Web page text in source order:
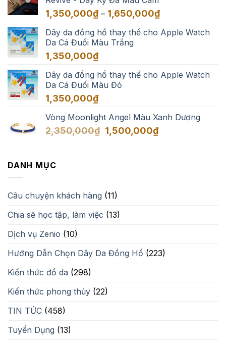
đến
3,500,000₫
1,350,000₫ – 1,650,000₫Khoảng
từ
Dây da đồng hồ thay thế cho Apple Watch
Da Cá Đuối Màu Trắng
1,350,000₫
Dây da đồng hồ thay thế cho Apple Watch
Da Cá Đuối Màu Đỏ
1,350,000₫
Vòng Moonlight Angel Màu Xanh Dương
2,350,000₫ Giá
1,500,000₫Giá
DANH MỤC
Câu chuyện khách hàng (11)
Chia sẽ học tập, làm việc (13)
Dịch vụ Zenio (10)
Hướng Dẫn Chọn Dây Da Đồng Hồ (223)
Kiến thức đồ da (298)
Kiến thức phong thủy (22)
TIN TỨC (458)
Tuyển Dụng (13)